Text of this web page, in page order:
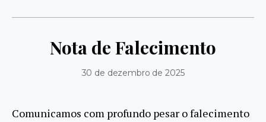
Nota de Falecimento
30 de dezembro de 2025
Comunicamos com profundo pesar o falecimento